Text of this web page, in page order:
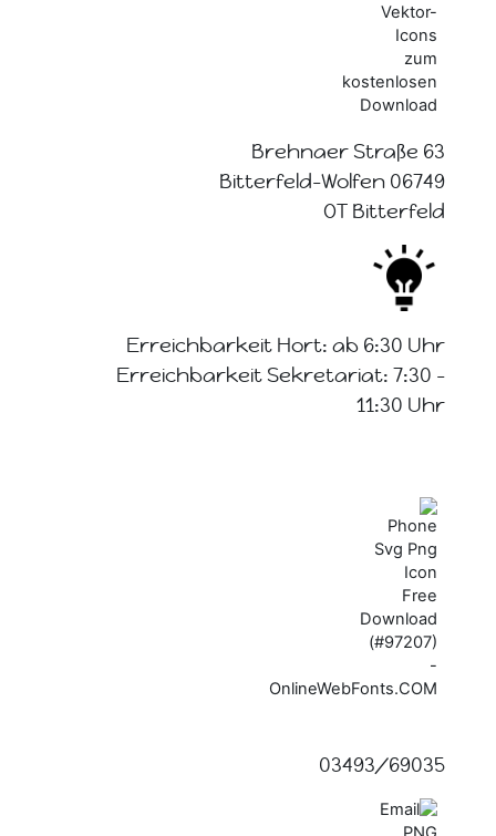
Brehnaer Straße 63
06749 Bitterfeld-Wolfen
OT Bitterfeld
Erreichbarkeit Hort: ab 6:30 Uhr
Erreichbarkeit Sekretariat: 7:30 -
11:30 Uhr
03493/69035